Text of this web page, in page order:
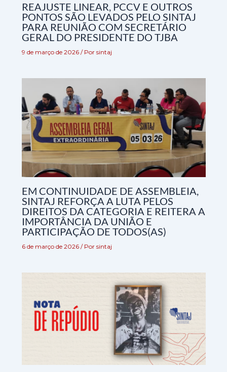
REAJUSTE LINEAR, PCCV E OUTROS
PONTOS SÃO LEVADOS PELO SINTAJ
PARA REUNIÃO COM SECRETÁRIO
GERAL DO PRESIDENTE DO TJBA
9 de março de 2026 / Por sintaj
EM CONTINUIDADE DE ASSEMBLEIA,
SINTAJ REFORÇA A LUTA PELOS
DIREITOS DA CATEGORIA E REITERA A
IMPORTÂNCIA DA UNIÃO E
PARTICIPAÇÃO DE TODOS(AS)
6 de março de 2026 / Por sintaj